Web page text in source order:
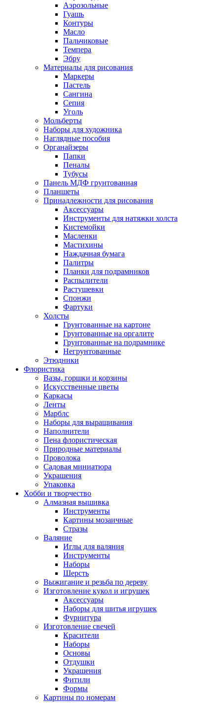
Аэрозольные
Гуашь
Контуры
Масло
Пальчиковые
Темпера
Эбру
Материалы для рисования
Маркеры
Пастель
Сангина
Сепия
Уголь
Мольберты
Наборы для художника
Наглядные пособия
Органайзеры
Папки
Пеналы
Тубусы
Панель МДФ грунтованная
Планшеты
Принадлежности для рисования
Аксессуары
Инструменты для натяжки холста
Кистемойки
Масленки
Мастихины
Наждачная бумага
Палитры
Планки для подрамников
Распылители
Растушевки
Спонжи
Фартуки
Холсты
Грунтованные на картоне
Грунтованные на оргалите
Грунтованные на подрамнике
Негрунтованные
Этюдники
Флористика
Вазы, горшки и корзины
Искусственные цветы
Каркасы
Ленты
Марблс
Наборы для выращивания
Наполнители
Пена флористическая
Природные материалы
Проволока
Садовая миниатюра
Украшения
Упаковка
Хобби и творчество
Алмазная вышивка
Инструменты
Картины мозаичные
Стразы
Валяние
Иглы для валяния
Инструменты
Наборы
Шерсть
Выжигание и резьба по дереву
Изготовление кукол и игрушек
Аксессуары
Наборы для шитья игрушек
Фурнитура
Изготовление свечей
Красители
Наборы
Основы
Отдушки
Украшения
Фитили
Формы
Картины по номерам